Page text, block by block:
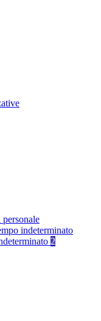
indeterminato
2